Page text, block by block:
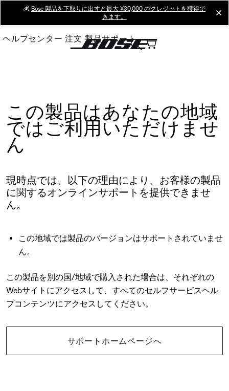
Main
💰 Bose 製品を下取りに出すと最大 ¥30,000 のクレジットを獲得で
きます。
ヘルプセンター 注文 製品サポート
この製品はあなたの地域
ではご利用いただけませ
ん
現時点では、以下の理由により、お客様の製品
に関するオンラインサポートを提供できませ
ん。
この地域では製品のバージョンはサポートされていませ
ん。
この製品を別の国/地域で購入された場合は、それぞれの
Webサイトにアクセスして、すべてのセルフサービスヘル
プコンテンツにアクセスしてください。
サポートホームページへ